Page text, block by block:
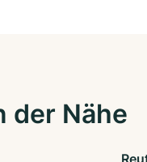
der Nähe